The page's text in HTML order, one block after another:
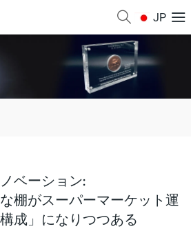
JP
ベーション:
棚がスーパーマーケット運
成」になりつつある